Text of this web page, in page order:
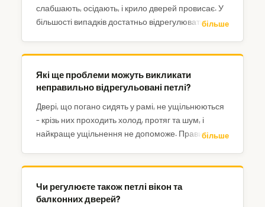
слабшають, осідають, і крило дверей провисає. У
більшості випадків достатньо відрегулюватибільше
Які ще проблеми можуть викликати
неправильно відрегульовані петлі?
Двері, що погано сидять у рамі, не ущільнюються
– крізь них проходить холод, протяг та шум, і
найкраще ущільнення не допоможе. Правильне
бути ускладненим, якщо язичок замка не
правильно заходить у відповідник.
більше
Чи регулюєте також петлі вікон та
балконних дверей?